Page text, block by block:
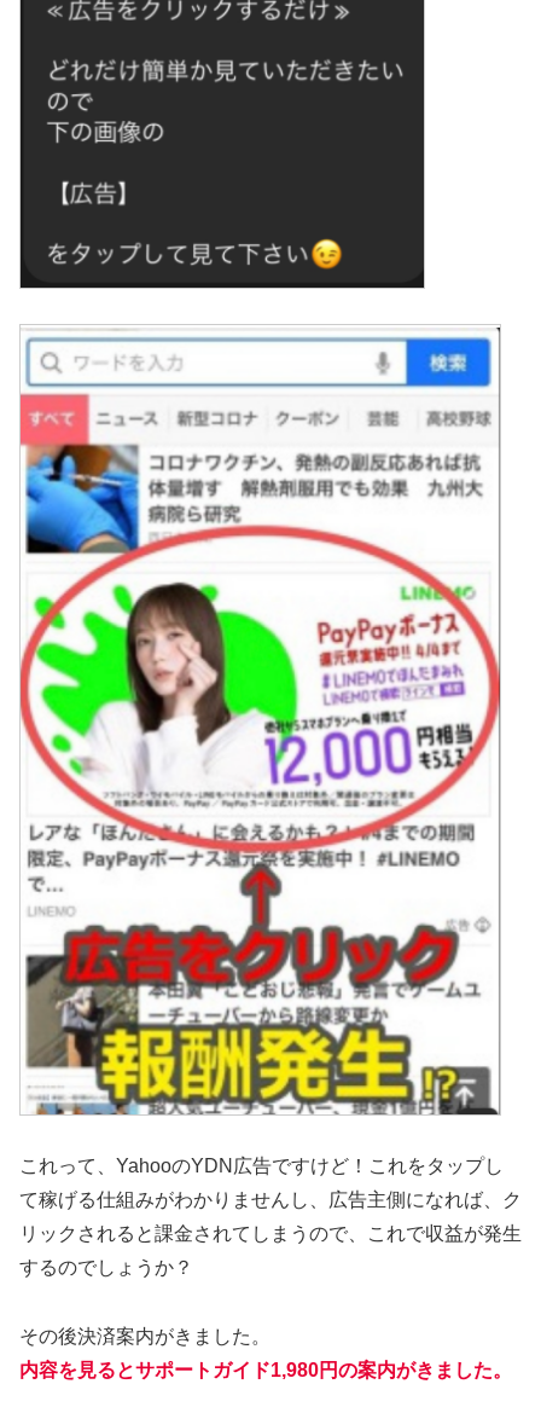
これって、YahooのYDN広告ですけど！これをタップし
て稼げる仕組みがわかりませんし、広告主側になれば、ク
リックされると課金されてしまうので、これで収益が発生
するのでしょうか？
その後決済案内がきました。
内容を見るとサポートガイド1,980円の案内がきました。